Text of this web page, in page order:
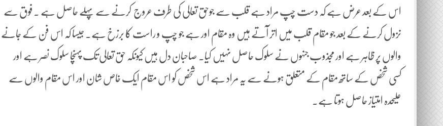
اس کے بعد عرض ہے کہ دست چپ مراد ہے قلب سے جوحق تعالی کی طرف عروج کرنے سے پہلے حاصل ہے ۔ فوق سے
نزول کرنے کے بعد جو مقام قلب میں اتر آتے ہیں وہ مقام اور ہے جو چپ و راست کا برزخ ہے۔ جیسا کہ اس فن کے جانے
والوں پر ظاہر ہے اور مجذوب جنہوں نے سلوک حاصل نہیں کیا۔ صاحبان دل ہیں کیونکہ حق تعالی تک پہنچا سلوک نصر ہے اور
کسی شخص کے ساتھ مقام کے متعلق ہونے سے یہ مراد ہے اس شخص کو اس مقام ایک خاص شان اور اس مقام والوں سے
علیحدہ امتیاز حاصل ہوتا ہے۔